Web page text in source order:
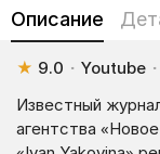
Описание
★ 9.0 · Youtube ·
Известный
агентства